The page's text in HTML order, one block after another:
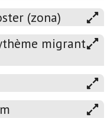
(zona)
migrant